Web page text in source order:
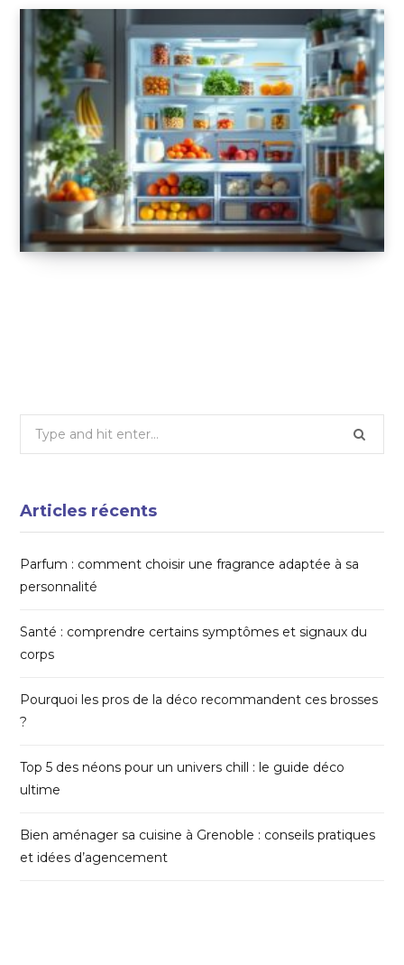
Search
Articles récents
Parfum : comment choisir une fragrance adaptée à sa
personnalité
Santé : comprendre certains symptômes et signaux du
corps
Pourquoi les pros de la déco recommandent ces brosses
?
Top 5 des néons pour un univers chill : le guide déco
ultime
Bien aménager sa cuisine à Grenoble : conseils pratiques
et idées d’agencement